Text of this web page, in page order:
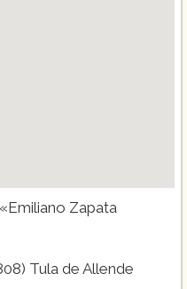
Zapata
Tula de Allende